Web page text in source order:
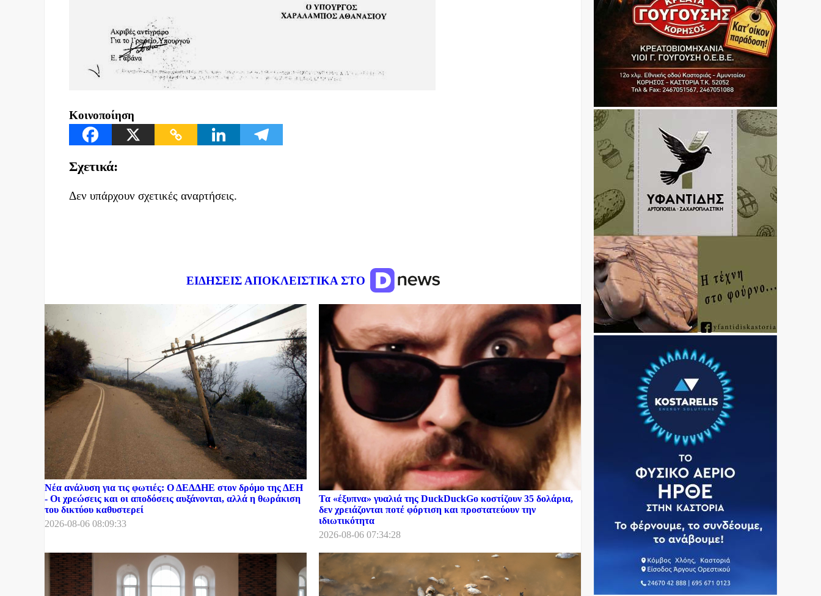
Κοινοποίηση
Σχετικά:
Δεν υπάρχουν σχετικές αναρτήσεις.
ΕΙΔΗΣΕΙΣ ΑΠΟΚΛΕΙΣΤΙΚΑ ΣΤΟ
Νέα ανάλυση για τις φωτιές: Ο ΔΕΔΔΗΕ στον δρόμο της ΔΕΗ
- Οι χρεώσεις και οι αποδόσεις αυξάνονται, αλλά η θωράκιση
του δικτύου καθυστερεί
2026-08-06 08:09:33
Τα «έξυπνα» γυαλιά της DuckDuckGo κοστίζουν 35 δολάρια,
δεν χρειάζονται ποτέ φόρτιση και προστατεύουν την
ιδιωτικότητα
2026-08-06 07:34:28